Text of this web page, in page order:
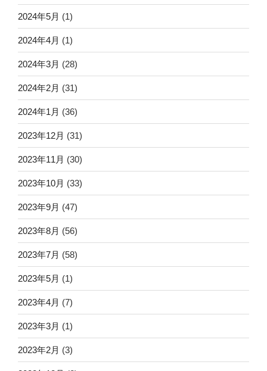
2024年5月 (1)
2024年4月 (1)
2024年3月 (28)
2024年2月 (31)
2024年1月 (36)
2023年12月 (31)
2023年11月 (30)
2023年10月 (33)
2023年9月 (47)
2023年8月 (56)
2023年7月 (58)
2023年5月 (1)
2023年4月 (7)
2023年3月 (1)
2023年2月 (3)